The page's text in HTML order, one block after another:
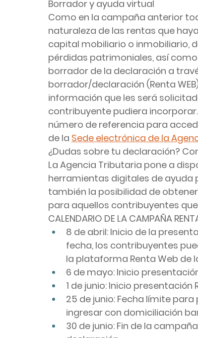
Borrador y ayuda virtual
Como en la campaña anterior
naturaleza de las rentas que
capital mobiliario o inmobiliario,
pérdidas patrimoniales, así
borrador de la declaración a
borrador/declaración (Renta
información que les será
contribuyente pudiera
número de referencia para
de la Sede electrónica de la
¿Dudas sobre tu declaración?
La Agencia Tributaria pone a
herramientas digitales de ayuda
también la posibilidad de
para aquellos contribuyentes
CALENDARIO DE LA CAMPAÑA
8 de abril: Inicio de la
fecha, los contribuyentes
la plataforma Renta Web de
6 de mayo: Inicio
1 de junio: Inicio
25 de junio: Fecha límite
ingresar con domiciliación
30 de junio: Fin de la